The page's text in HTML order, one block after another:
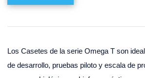
Los Casetes de la serie Omega T son
de desarrollo, pruebas piloto y escala de